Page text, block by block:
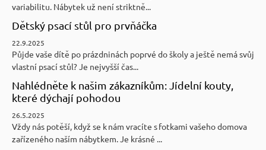
variabilitu. Nábytek už není striktně...
Dětský psací stůl pro prvňáčka
22.9.2025
Půjde vaše dítě po prázdninách poprvé do školy a ještě nemá svůj
vlastní psací stůl? Je nejvyšší čas...
Nahlédněte k našim zákazníkům: Jídelní kouty,
které dýchají pohodou
26.5.2025
Vždy nás potěší, když se k nám vracíte s fotkami vašeho domova
zařízeného naším nábytkem. Je krásné ...